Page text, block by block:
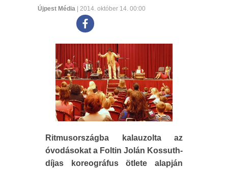
Újpest Média | 2014. október 14. 00:00
Ritmusországba kalauzolta az
óvodásokat a Foltin Jolán Kossuth-
díjas koreográfus ötlete alapján